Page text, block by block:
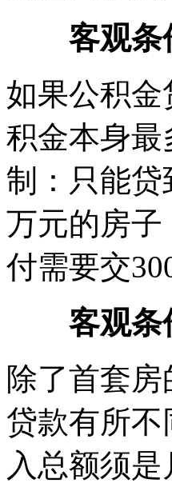
客观条
如果公积
积金本身最
制：只能贷
万元的房子
付需要交
客观条
除了首套
贷款有所
入总额须